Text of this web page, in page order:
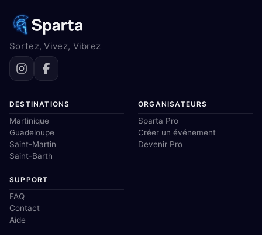
Sortez, Vivez, Vibrez
DESTINATIONS
Martinique
Guadeloupe
Saint-Martin
Saint-Barth
ORGANISATEURS
Sparta Pro
Créer un événement
Devenir Pro
SUPPORT
FAQ
Contact
Aide